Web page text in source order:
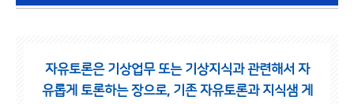
자유토론은 기상업무 또는 기상지식과 관련해서 자
유롭게 토론하는 장으로, 기존 자유토론과 지식샘 게